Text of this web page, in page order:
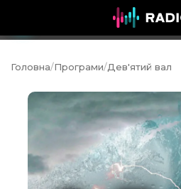
Добре,
Головна/Програми/Дев'ятий вал